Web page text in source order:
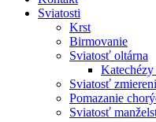
Sviatosti
Krst
Birmovanie
Sviatosť oltárna
Sviatosť
Pomazanie
Sviatosť